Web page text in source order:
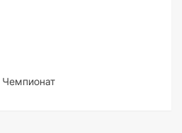
Чемпионат